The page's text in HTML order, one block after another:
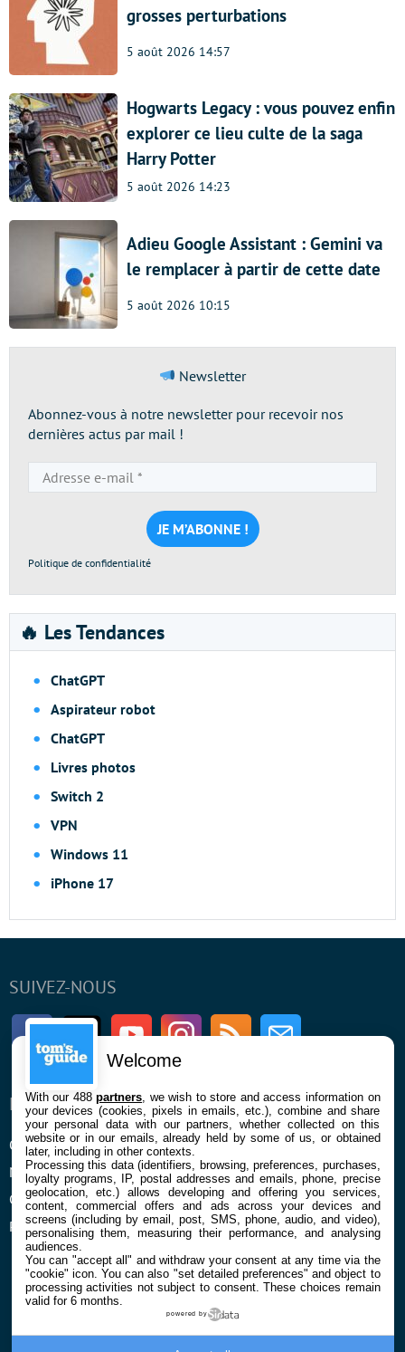
grosses perturbations
5 août 2026 14:57
Hogwarts Legacy : vous pouvez enfin
explorer ce lieu culte de la saga
Harry Potter
5 août 2026 14:23
Adieu Google Assistant : Gemini va
le remplacer à partir de cette date
5 août 2026 10:15
Newsletter
Abonnez-vous à notre newsletter pour recevoir nos
dernières actus par mail !
e-
mail
*
Politique de confidentialité
🔥 Les Tendances
ChatGPT
Aspirateur robot
ChatGPT
Livres photos
Switch 2
VPN
Windows 11
iPhone 17
SUIVEZ-NOUS
FacebookTwitter Youtube InstagramRSS Newsletter
ENTREPRISE
Qui sommes nous
Mentions légales et CGU
Confidentialité et Cookies
Préférences cookies
À PROPOS
La rédaction
Contact
Welcome
With our 488partners , we wish to store and access information on
your devices (cookies, pixels in emails, etc.), combine and share
your personal data with our partners, whether collected on this
website or in our emails, already held by some of us, or obtained
later, including in other contexts.
Processing this data (identifiers, browsing, preferences, purchases,
loyalty programs, IP, postal addresses and emails, phone, precise
geolocation, etc.) allows developing and offering you services,
content, commercial offers and ads across your devices and
screens (including by email, post, SMS, phone, audio, and video),
personalising them, measuring their performance, and analysing
audiences.
You can "accept all" and withdraw your consent at any time via the
"cookie" icon. You can also "set detailed preferences" and object to
processing activities not subject to consent. These choices remain
valid for 6 months.
powered by